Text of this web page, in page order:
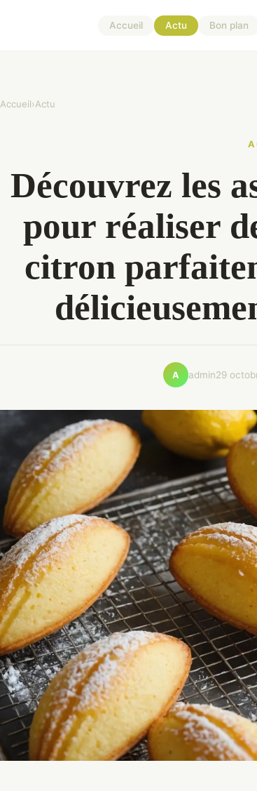
Accueil Actu Bon plan
Accueil›Actu
Découvrez les
pour réaliser
citron
A admin29